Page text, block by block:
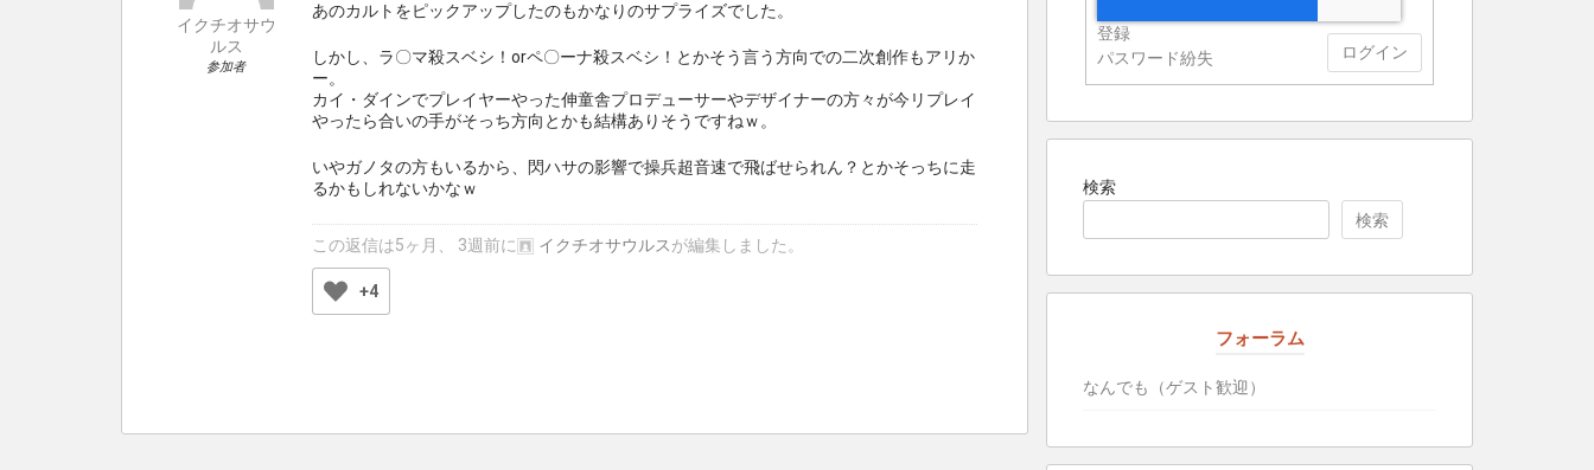
イクチオサウ
ルス
参加者
あのカルトをピックアップしたのもかなりのサプライズでした。
しかし、ラ〇マ殺スベシ！orペ〇ーナ殺スベシ！とかそう言う方向での二次創作もアリか
ー。
カイ・ダインでプレイヤーやった伸童舎プロデューサーやデザイナーの方々が今リプレイ
やったら合いの手がそっち方向とかも結構ありそうですねｗ。
いやガノタの方もいるから、閃ハサの影響で操兵超音速で飛ばせられん？とかそっちに走
るかもしれないかなｗ
この返信は5ヶ月、 3週前に イクチオサウルスが編集しました。
+4
ログイン
登録
パスワード紛失
検索
検索
フォーラム
なんでも（ゲスト歓迎）